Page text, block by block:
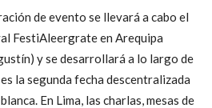
de evento se llevará a cabo el
FestiAleergrate en Arequipa
y se desarrollará a lo largo de
la segunda fecha descentralizada
En Lima, las charlas, mesas de